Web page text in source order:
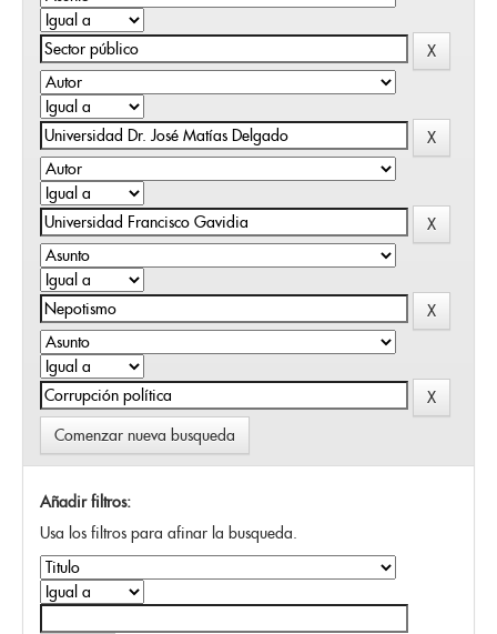
Comenzar nueva busqueda
Añadir filtros:
Usa los filtros para afinar la busqueda.